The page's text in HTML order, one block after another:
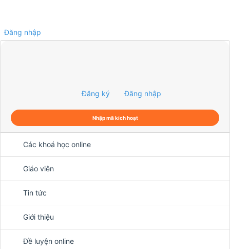
Đăng nhập
Đăng ký Đăng nhập
Nhập mã kích hoạt
Các khoá học online
Giáo viên
Tin tức
Giới thiệu
Đề luyện online